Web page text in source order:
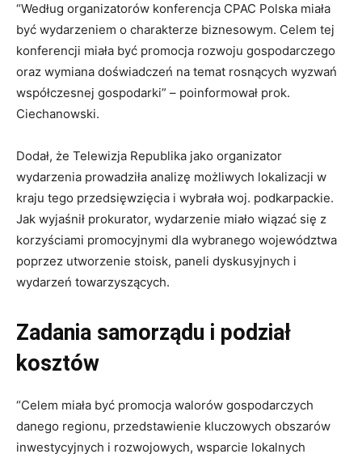
“Według organizatorów konferencja CPAC Polska miała
być wydarzeniem o charakterze biznesowym. Celem tej
konferencji miała być promocja rozwoju gospodarczego
oraz wymiana doświadczeń na temat rosnących wyzwań
współczesnej gospodarki” – poinformował prok.
Ciechanowski.
Dodał, że Telewizja Republika jako organizator
wydarzenia prowadziła analizę możliwych lokalizacji w
kraju tego przedsięwzięcia i wybrała woj. podkarpackie.
Jak wyjaśnił prokurator, wydarzenie miało wiązać się z
korzyściami promocyjnymi dla wybranego województwa
poprzez utworzenie stoisk, paneli dyskusyjnych i
wydarzeń towarzyszących.
Zadania samorządu i podział
kosztów
“Celem miała być promocja walorów gospodarczych
danego regionu, przedstawienie kluczowych obszarów
inwestycyjnych i rozwojowych, wsparcie lokalnych